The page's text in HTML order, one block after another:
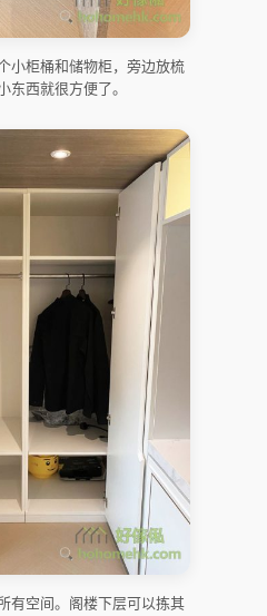
小柜桶和储物柜，旁边放梳
东西就很方便了。
有空间。阁楼下层可以拣其